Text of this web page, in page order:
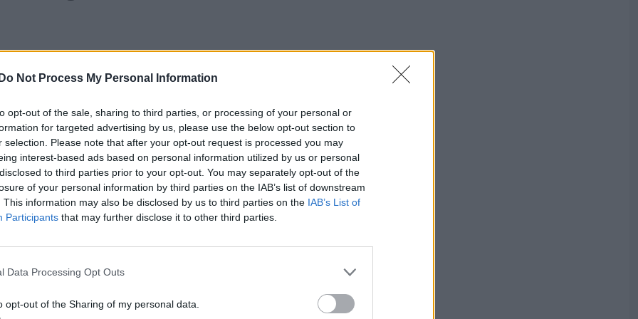
Do Not Process My Personal Information
opt-out of the sale, sharing to third parties, or processing of your personal or
for targeted advertising by us, please use the below opt-out section to
selection. Please note that after your opt-out request is processed you may
interest-based ads based on personal information utilized by us or personal
to third parties prior to your opt-out. You may separately opt-out of the
of your personal information by third parties on the IAB’s list of downstream
This information may also be disclosed by us to third parties on the IAB’s List of
Participants that may further disclose it to other third parties.
Data Processing Opt Outs
opt-out of the Sharing of my personal data.
péntek este válaszolt, üzenetét „a
címezve – ez volt Băsescu fedőneve, amikor
titkosrendőrséggel, a Securitateval.